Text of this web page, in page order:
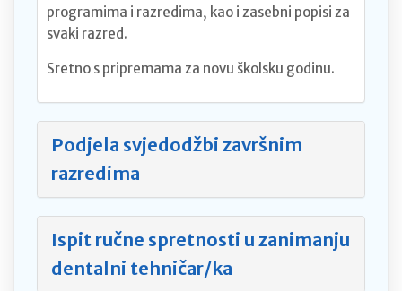
programima i razredima, kao i zasebni popisi za
svaki razred.
Sretno s pripremama za novu školsku godinu.
Podjela svjedodžbi završnim
razredima
Ispit ručne spretnosti u zanimanju
dentalni tehničar/ka